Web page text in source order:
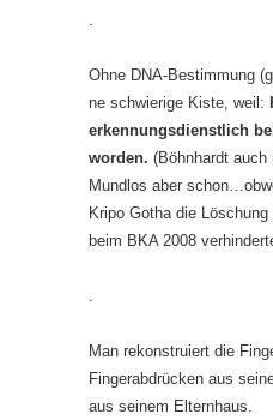
Ohne DNA-Bestimmung
ne schwierige Kiste, weil:
erkennungsdienstlich
worden. (Böhnhardt auch
Mundlos aber
Kripo Gotha die
beim BKA 2008
Man rekonstruiert die
Fingerabdrücken aus
aus seinem Elternhaus.